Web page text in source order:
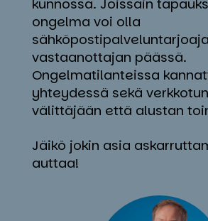
kunnossa. Joissain
ongelma voi olla
vastaanottajan päässä.
Ongelmatilanteissa
yhteydessä sekä
välittäjään että alustan
Jäikö jokin asia
auttaa!